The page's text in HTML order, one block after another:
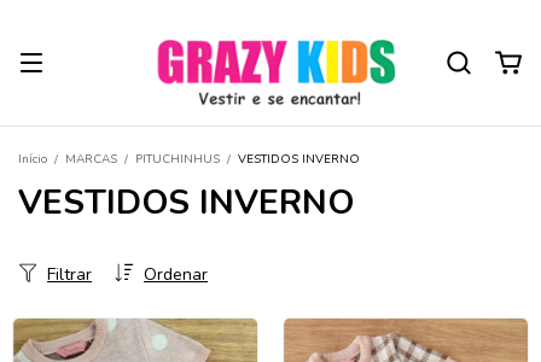
Início / MARCAS / PITUCHINHUS / VESTIDOS INVERNO
VESTIDOS INVERNO
Ordenar
Filtrar